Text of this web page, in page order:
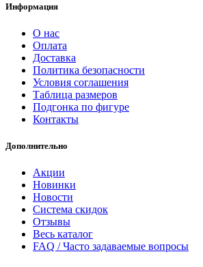
Информация
О нас
Оплата
Доставка
Политика безопасности
Условия соглашения
Таблица размеров
Подгонка по фигуре
Контакты
Дополнительно
Акции
Новинки
Новости
Система скидок
Отзывы
Весь каталог
FAQ / Часто задаваемые вопросы